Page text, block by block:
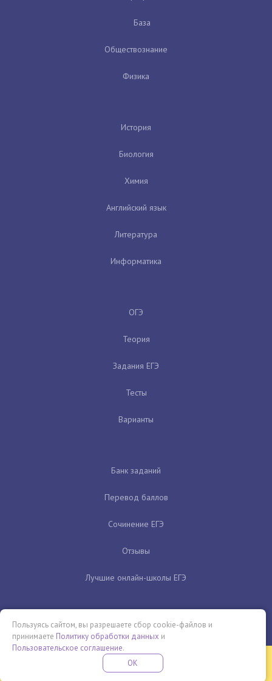
База
Обществознание
Физика
История
Биология
Химия
Английский язык
Литература
Информатика
ОГЭ
Теория
Задания ЕГЭ
Тесты
Варианты
Банк заданий
Перевод баллов
Сочинение ЕГЭ
Отзывы
Лучшие онлайн-школы ЕГЭ
Бесплатная летняя школа
ПРОВЕДИ ЭТО ЛЕТО С ПОЛЬЗОЙ
Пользуясь сайтом, вы разрешаете сбор cookie-файлов и
принимаете Политику обработки данных и
Пользовательское соглашение.
OK